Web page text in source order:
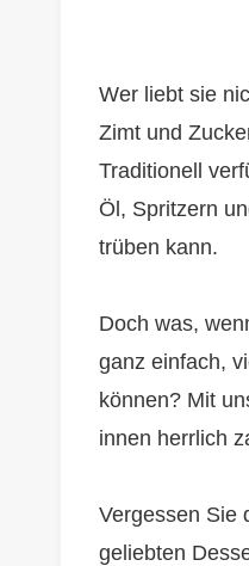
Wer liebt sie
Zimt und
Traditionell
Öl, Spritzern
trüben kann.
Doch was,
ganz einfach,
können? Mit
innen herrlich
Vergessen Sie
geliebten